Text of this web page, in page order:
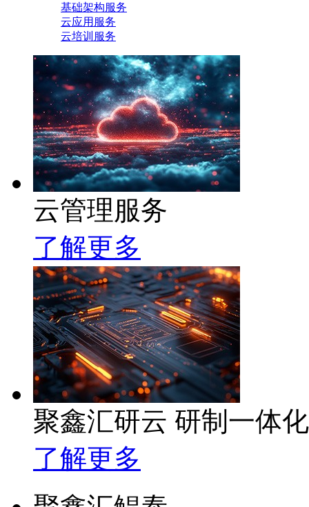
基础架构服务
云应用服务
云培训服务
云管理服务
了解更多
聚鑫汇研云 研制一体
了解更多